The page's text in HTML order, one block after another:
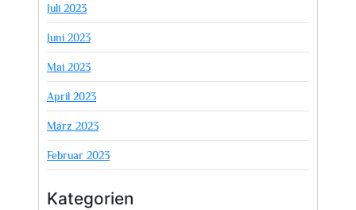
Juli 2023
Juni 2023
Mai 2023
April 2023
März 2023
Februar 2023
Kategorien